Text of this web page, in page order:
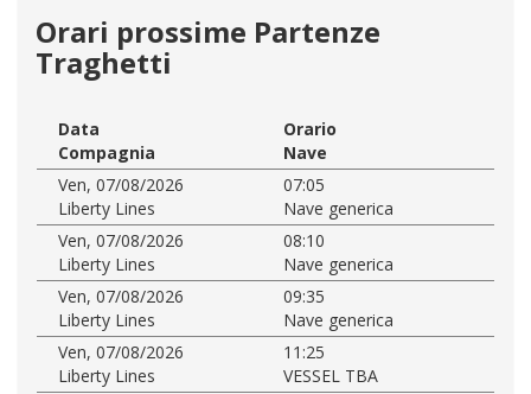
Orari prossime Partenze
Traghetti
Data
Orario
Compagnia
Nave
Ven, 07/08/2026
07:05
Liberty Lines
Nave generica
Ven, 07/08/2026
08:10
Liberty Lines
Nave generica
Ven, 07/08/2026
09:35
Liberty Lines
Nave generica
Ven, 07/08/2026
11:25
Liberty Lines
VESSEL TBA